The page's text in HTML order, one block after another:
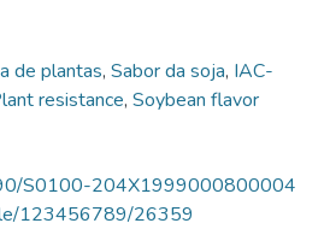
de plantas, Sabor da soja, IAC-
resistance, Soybean flavor
S0100-204X1999000800004
123456789/26359